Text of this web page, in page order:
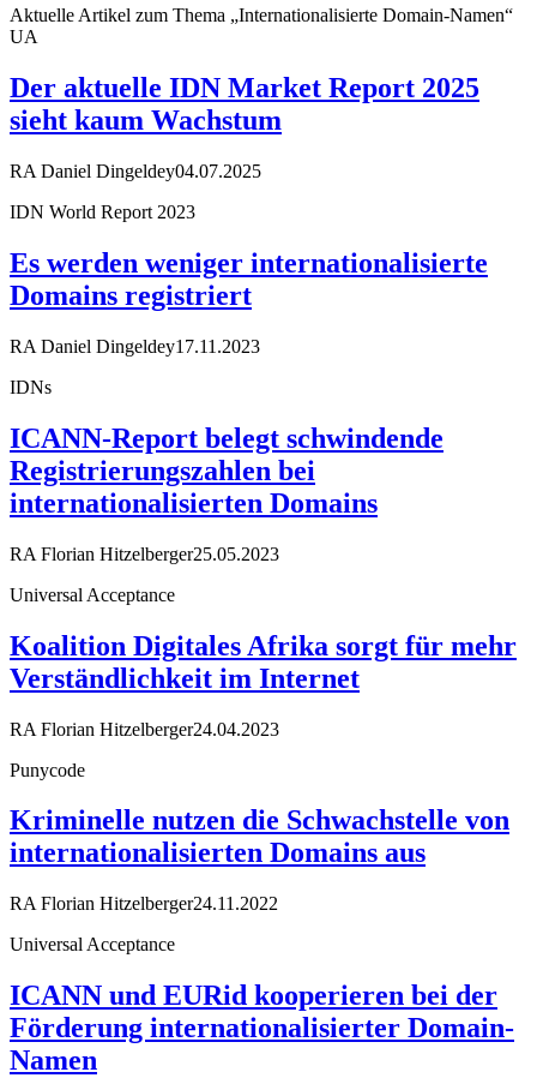
Aktuelle Artikel zum Thema „Internationalisierte Domain-Namen“
UA
Der aktuelle IDN Market Report 2025
sieht kaum Wachstum
RA Daniel Dingeldey04.07.2025
IDN World Report 2023
Es werden weniger internationalisierte
Domains registriert
RA Daniel Dingeldey17.11.2023
IDNs
ICANN-Report belegt schwindende
Registrierungszahlen bei
internationalisierten Domains
RA Florian Hitzelberger25.05.2023
Universal Acceptance
Koalition Digitales Afrika sorgt für mehr
Verständlichkeit im Internet
RA Florian Hitzelberger24.04.2023
Punycode
Kriminelle nutzen die Schwachstelle von
internationalisierten Domains aus
RA Florian Hitzelberger24.11.2022
Universal Acceptance
ICANN und EURid kooperieren bei der
Förderung internationalisierter Domain-
Namen